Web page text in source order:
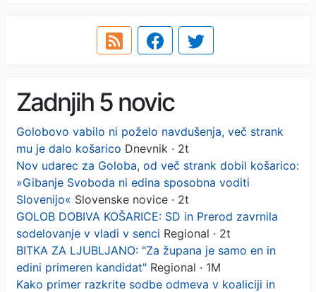
Zadnjih 5 novic
Golobovo vabilo ni poželo navdušenja, več strank
mu je dalo košarico Dnevnik · 2t
Nov udarec za Goloba, od več strank dobil košarico:
»Gibanje Svoboda ni edina sposobna voditi
Slovenijo« Slovenske novice · 2t
GOLOB DOBIVA KOŠARICE: SD in Prerod zavrnila
sodelovanje v vladi v senci Regional · 2t
BITKA ZA LJUBLJANO: "Za župana je samo en in
edini primeren kandidat" Regional · 1M
Kako primer razkrite sodbe odmeva v koaliciji in